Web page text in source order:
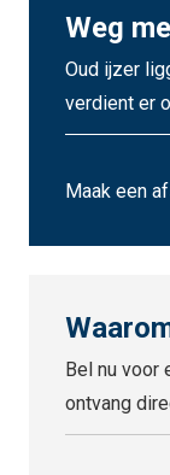
Weg
Oud ijzer
verdient er
Maak een
Bel nu voor
ontvang